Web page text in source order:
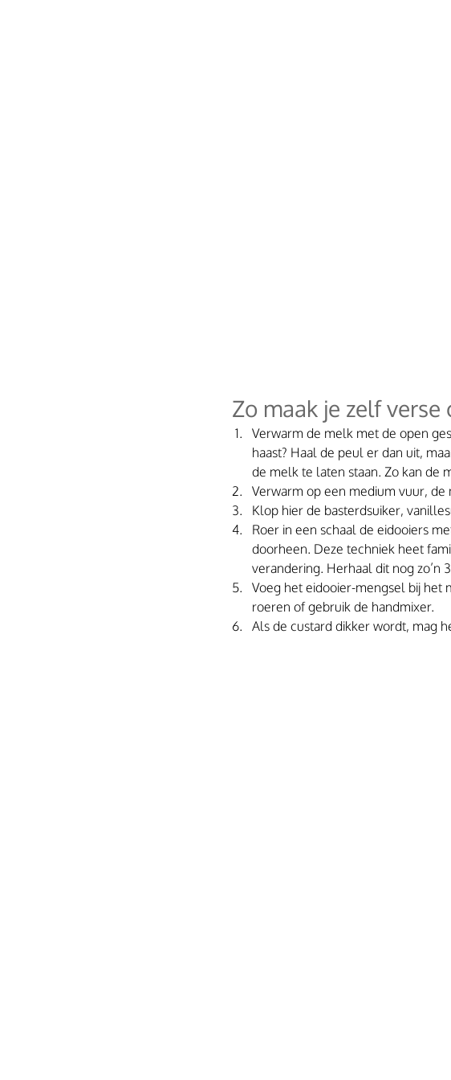
Zo maak je zelf
Verwarm de melk met de open
haast? Haal de peul er dan uit,
de melk te laten staan. Zo kan de
Verwarm op een medium vuur,
Klop hier de basterdsuiker,
Roer in een schaal de eidooiers
doorheen. Deze techniek heet
verandering. Herhaal dit nog zo’n
Voeg het eidooier-mengsel bij het
roeren of gebruik de handmixer.
Als de custard dikker wordt, mag